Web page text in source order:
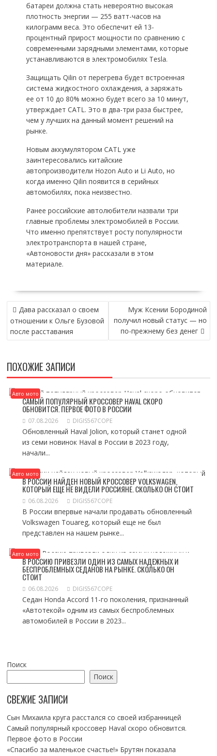
батареи должна стать невероятно высокая
плотность энергии — 255 ватт-часов на
килограмм веса. Это обеспечит ей 13-
процентный прирост мощности по сравнению с
современными зарядными элементами, которые
устанавливаются в электромобилях Tesla.
Защищать Qilin от перегрева будет встроенная
система жидкостного охлаждения, а заряжать
ее от 10 до 80% можно будет всего за 10 минут,
утверждает CATL. Это в два-три раза быстрее,
чем у лучших на данный момент решений на
рынке.
Новым аккумулятором CATL уже
заинтересовались китайские
автопроизводители Hozon Auto и Li Auto, но
когда именно Qilin появится в серийных
автомобилях, пока неизвестно.
Ранее российские автолюбители назвали три
главные проблемы электромобилей в России.
Что именно препятствует росту популярности
электротранспорта в нашей стране,
«Автоновости дня» рассказали в этом
материале.
НАВИГАЦИЯ
ПО
ЗАПИСЯМ
Дава рассказал о своем
отношении к Ольге Бузовой
после расставания
Муж Ксении Бородиной
получил новый статус — но
по-прежнему без денег
ПОХОЖИЕ ЗАПИСИ
Авто мото
САМЫЙ ПОПУЛЯРНЫЙ КРОССОВЕР HAVAL СКОРО
ОБНОВИТСЯ. ПЕРВОЕ ФОТО В РОССИИ
07.08.2026 DIGIS567COPE
Обновленный Haval Jolion, который станет одной
из семи новинок Haval в России в 2023 году,
начали...
Авто мото
В РОССИИ НАЙДЕН НОВЫЙ КРОССОВЕР VOLKSWAGEN,
КОТОРЫЙ ЕЩЕ НЕ ВИДЕЛИ РОССИЯНЕ. СКОЛЬКО ОН СТОИТ
06.08.2026 DIGIS567COPE
В России впервые начали продавать обновленный
Volkswagen Touareg, который еще не был
представлен на нашем рынке...
Авто мото
В РОССИЮ ПРИВЕЗЛИ ОДИН ИЗ САМЫХ НАДЕЖНЫХ И
БЕСПРОБЛЕМНЫХ СЕДАНОВ НА РЫНКЕ. СКОЛЬКО ОН
СТОИТ
06.08.2026 DIGIS567COPE
Седан Honda Accord 11-го поколения, признанный
«Автотекой» одним из самых беспроблемных
автомобилей в России в 2023...
Поиск
Поиск
СВЕЖИЕ ЗАПИСИ
Сын Михаила круга расстался со своей избранницей
Самый популярный кроссовер Haval скоро обновится.
Первое фото в России
«Спасибо за маленькое счастье!» Брутян показала